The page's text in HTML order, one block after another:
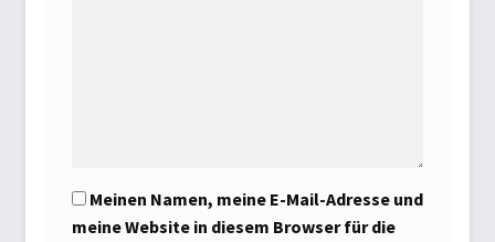
Meinen Namen, meine E-Mail-Adresse und
meine Website in diesem Browser für die